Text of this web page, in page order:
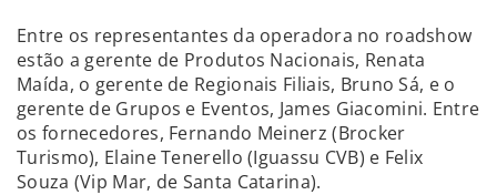
Entre os representantes da operadora no roadshow
estão a gerente de Produtos Nacionais, Renata
Maída, o gerente de Regionais Filiais, Bruno Sá, e o
gerente de Grupos e Eventos, James Giacomini. Entre
os fornecedores, Fernando Meinerz (Brocker
Turismo), Elaine Tenerello (Iguassu CVB) e Felix
Souza (Vip Mar, de Santa Catarina).